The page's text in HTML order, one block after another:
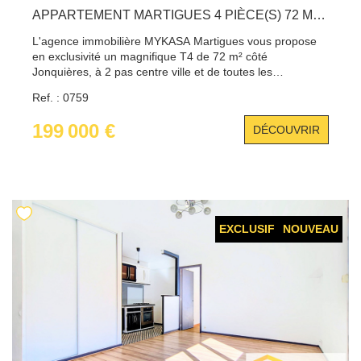
APPARTEMENT MARTIGUES 4 PIÈCE(S) 72 M2 + PARKING
L'agence immobilière MYKASA Martigues vous propose
en exclusivité un magnifique T4 de 72 m² côté
Jonquières, à 2 pas centre ville et de toutes les
autoroutier, ...) Vous serez séduit par sa grande pièce de
vie réunissant salon/séjour donnant sur balcons terrasses
et sa cuisine aménagée. Côté nuit, vous retrouverez 2
agréables chambres et une salle d'eau avec douche.
Ref. : 0759
199 000 € DÉCOUVRIR
EXCLUSIF NOUVEAU